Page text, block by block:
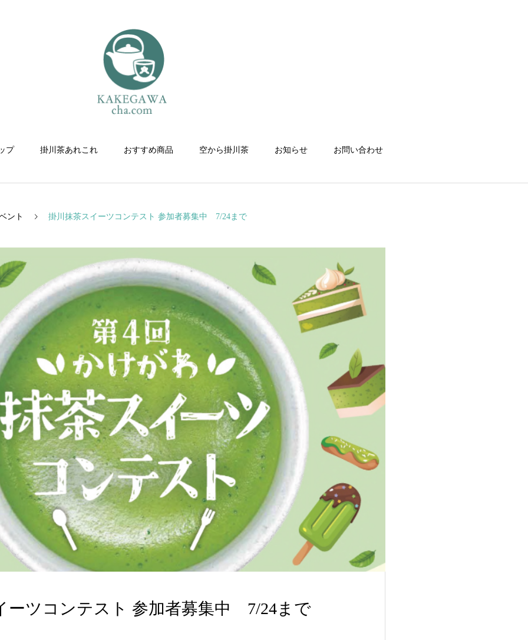
プ 掛川茶あれこれ おすすめ商品 空から掛川茶 お知らせ お問い合わせ
ント 掛川抹茶スイーツコンテスト 参加者募集中 7/24まで
ーツコンテスト 参加者募集中 7/24まで